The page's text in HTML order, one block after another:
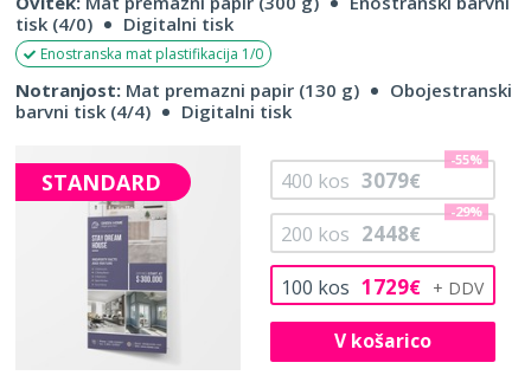
tisk (4/0)
Digitalni tisk
Enostranska mat plastifikacija 1/0
Notranjost: Mat premazni papir (130 g)
Obojestranski
barvni tisk (4/4)
Digitalni tisk
STANDARD
100 kos 1729€
200 kos 2448€
-29%
400 kos 3079€
-55%
V košarico